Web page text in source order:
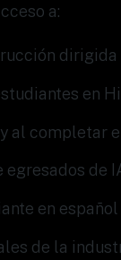
a:
en
al completar
de
en
de la